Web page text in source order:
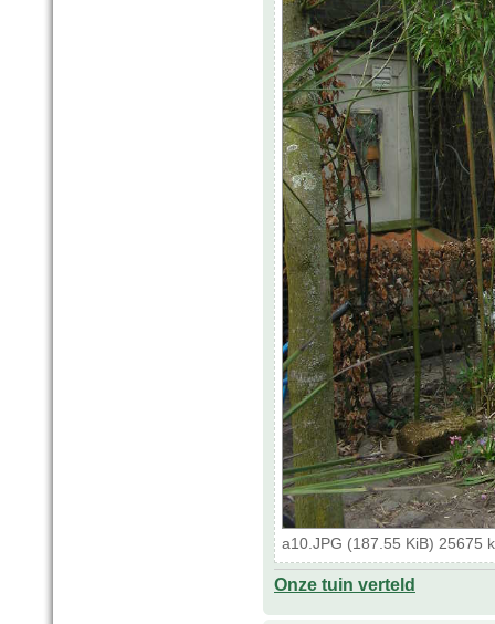
a10.JPG (187.55 KiB) 25675
Onze tuin verteld